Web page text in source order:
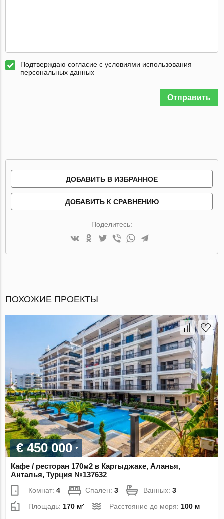
Подтверждаю согласие с условиями использования
персональных данных
Отправить
ДОБАВИТЬ В ИЗБРАННОЕ
ДОБАВИТЬ К СРАВНЕНИЮ
Поделитесь:
ПОХОЖИЕ ПРОЕКТЫ
€ 450 000
Кафе / ресторан 170м2 в Каргыджаке, Аланья,
Анталья, Турция №137632
Комнат:4 Спален:3 Ванных:3
Площадь:170 м² Расстояние до моря:100 м